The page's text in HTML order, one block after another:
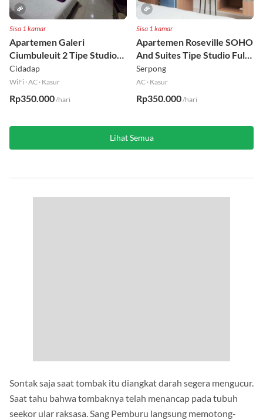
Sisa 1 kamar
Apartemen Galeri
Ciumbuleuit 2 Tipe Studio
Full Furnished Lt 30
Cidadap
WiFi ·AC · Kasur
Rp350.000/hari
Sisa 1 kamar
Apartemen Roseville SOHO
And Suites Tipe Studio Full
Furnished Lt 16
Serpong
AC · Kasur
Rp350.000/hari
Lihat Semua
Sontak saja saat tombak itu diangkat darah segera mengucur.
Saat tahu bahwa tombaknya telah menancap pada tubuh
seekor ular raksasa. Sang Pemburu langsung memotong-